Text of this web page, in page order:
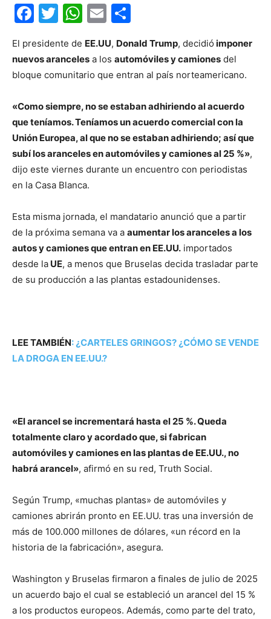
Facebook
Twitter
WhatsApp
Email
El presidente de EE.UU, Donald Trump, decidió imponer
nuevos aranceles a los automóviles y camiones del
bloque comunitario que entran al país norteamericano.
«Como siempre, no se estaban adhiriendo al acuerdo
que teníamos. Teníamos un acuerdo comercial con la
Unión Europea, al que no se estaban adhiriendo; así que
subí los aranceles en automóviles y camiones al 25 %»,
dijo este viernes durante un encuentro con periodistas
en la Casa Blanca.
Esta misma jornada, el mandatario anunció que a partir
de la próxima semana va a aumentar los aranceles a los
autos y camiones que entran en EE.UU. importados
desde la UE, a menos que Bruselas decida trasladar parte
de su producción a las plantas estadounidenses.
LEE TAMBIÉN:¿CARTELES GRINGOS? ¿CÓMO SE VENDE
LA DROGA EN EE.UU.?
«El arancel se incrementará hasta el 25 %. Queda
totalmente claro y acordado que, si fabrican
automóviles y camiones en las plantas de EE.UU., no
habrá arancel», afirmó en su red, Truth Social.
Según Trump, «muchas plantas» de automóviles y
camiones abrirán pronto en EE.UU. tras una inversión de
más de 100.000 millones de dólares, «un récord en la
historia de la fabricación», asegura.
Washington y Bruselas firmaron a finales de julio de 2025
un acuerdo bajo el cual se estableció un arancel del 15 %
a los productos europeos. Además, como parte del trato,